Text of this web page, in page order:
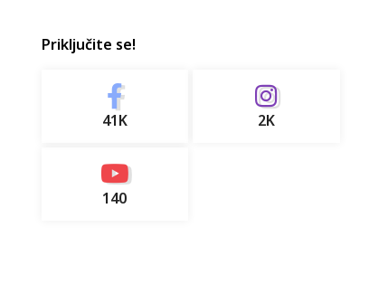
Priključite se!
41K 2K
140